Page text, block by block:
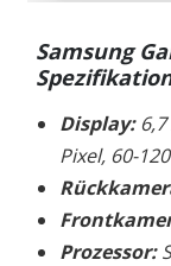
Samsung
Display:6,7
Pixel, 60-
Prozessor: